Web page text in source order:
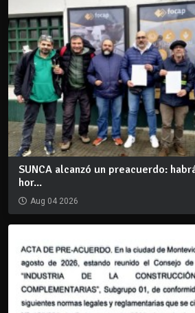
SUNCA alcanzó un preacuerdo:
hor...
Aug 04 2026